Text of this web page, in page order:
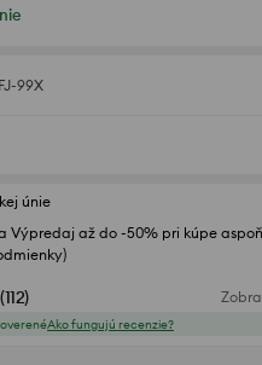
99X
únie
Výpredaj až do -50% pri kúpe
(112)
Ako fungujú recenzie?